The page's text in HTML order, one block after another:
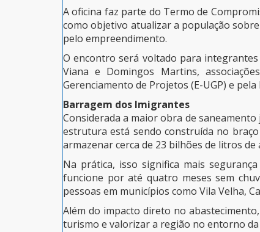
A oficina faz parte do Termo de
como objetivo atualizar a população
pelo empreendimento.
O encontro será voltado para
Viana e Domingos Martins,
Gerenciamento de Projetos (E-UGP) e
Barragem dos Imigrantes
Considerada a maior obra de
estrutura está sendo construída no
armazenar cerca de 23 bilhões de litros de
Na prática, isso significa mais
funcione por até quatro meses sem
pessoas em municípios como Vila Velha,
Além do impacto direto no
turismo e valorizar a região no entorno